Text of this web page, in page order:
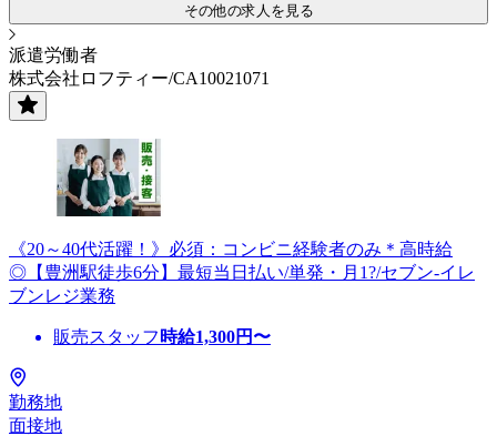
その他の求人を見る
派遣労働者
株式会社ロフティー/CA10021071
《20～40代活躍！》必須：コンビニ経験者のみ＊高時給
◎【豊洲駅徒歩6分】最短当日払い/単発・月1?/セブン-イレ
ブンレジ業務
販売スタッフ 時給1,300円〜
勤務地
面接地